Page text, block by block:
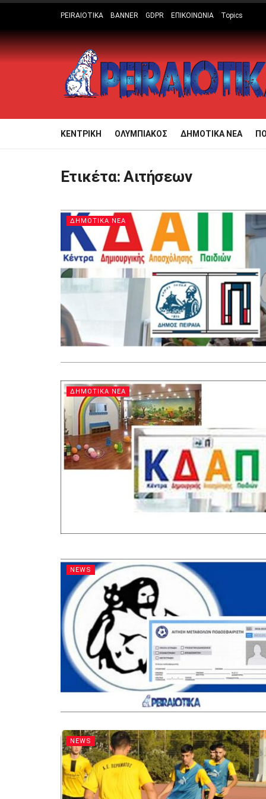
PEIRAIOTIKA BANNER GDPR ΕΠΙΚΟΙΝΩΝΙΑ Topics
ΚΕΝΤΡΙΚΗ ΟΛΥΜΠΙΑΚΟΣ ΔΗΜΟΤΙΚΑ ΝΕΑ
Ετικέτα:Αιτήσεων
ΔΗΜΟΤΙΚΑ ΝΕΑ
ΔΗΜΟΤΙΚΑ ΝΕΑ
NEWS
NEWS